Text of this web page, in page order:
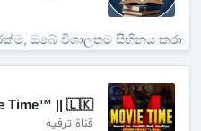
ඔබේ විශාලතම සිහිනය කරා...
Time™ || 🇱🇰
قناة ترفيه